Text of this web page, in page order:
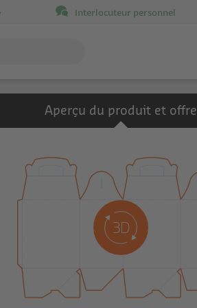
Interlocuteur personnel
Aperçu du produit et offre